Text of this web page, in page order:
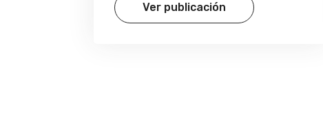
Ver publicación